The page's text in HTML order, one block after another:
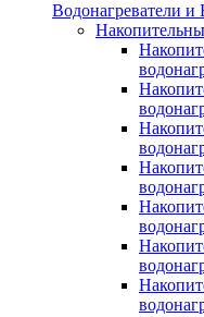
Водонагреватели и